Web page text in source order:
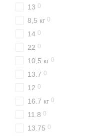
13 0
8,5 кг 0
14 0
22 0
10,5 кг 0
13.7 0
12 0
16.7 кг 0
11.8 0
13.75 0